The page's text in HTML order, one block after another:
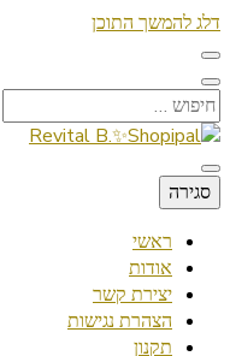
דלג להמשך התוכן
חיפוש:
B.✨Shopipal
✦ Vegan ✦ Travel
סגירה
ראשי
אודות
יצירת קשר
הצהרת נגישות
תקנון